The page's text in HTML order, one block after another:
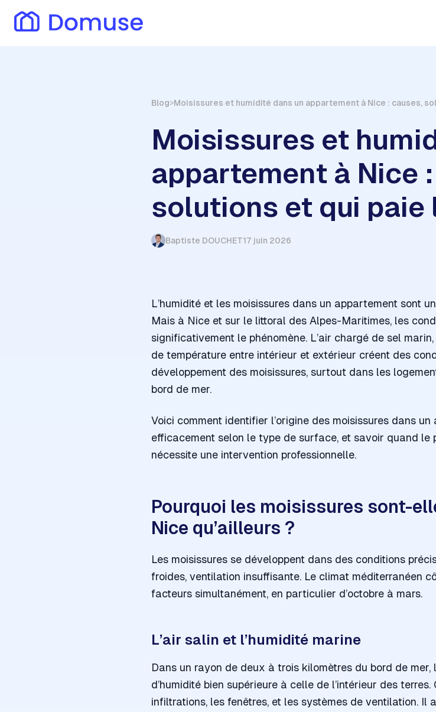
Log in
Blog>Moisissures et humidité dans un appartement à Nice : causes,
Moisissures et
appartement à Nice
solutions et qui paie
Baptiste DOUCHET17 juin 2026
L’humidité et les moisissures dans un appartement sont
Mais à Nice et sur le littoral des Alpes-Maritimes, les
significativement le phénomène. L’air chargé de sel
de température entre intérieur et extérieur créent des
développement des moisissures, surtout dans les
bord de mer.
Voici comment identifier l’origine des moisissures dans
efficacement selon le type de surface, et savoir quand le
nécessite une intervention professionnelle.
Pourquoi les moisissures sont-
Nice qu’ailleurs ?
Les moisissures se développent dans des conditions
froides, ventilation insuffisante. Le climat méditerranéen
facteurs simultanément, en particulier d’octobre à mars.
L’air salin et l’humidité marine
Dans un rayon de deux à trois kilomètres du bord de
d’humidité bien supérieure à celle de l’intérieur des
infiltrations, les fenêtres, et les systèmes de ventilation. Il